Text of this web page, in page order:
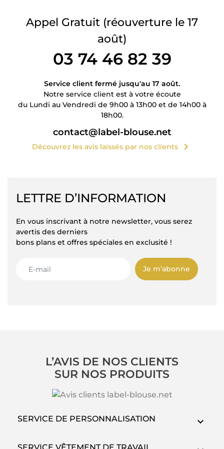
Appel Gratuit (réouverture le 17
août)
03 74 46 82 39
Service client fermé jusqu'au 17 août.
Notre service client est à votre écoute
du Lundi au Vendredi de 9h00 à 13h00 et de 14h00 à
18h00.
contact@label-blouse.net
Découvrez les avis laissés par nos clients chevron_right
LETTRE D’INFORMATION
En vous inscrivant à notre newsletter, vous serez
avertis des derniers
bons plans et offres spéciales en exclusité !
Je m’abonne
L’AVIS DE NOS CLIENTS
SUR NOS PRODUITS
SERVICE DE PERSONNALISATION